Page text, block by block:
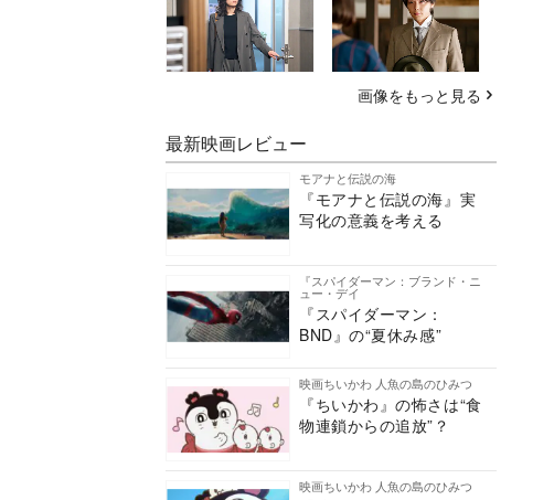
画像をもっと見る
最新映画レビュー
モアナと伝説の海
『モアナと伝説の海』実
写化の意義を考える
『スパイダーマン：ブランド・ニ
ュー・デイ
『スパイダーマン：
BND』の“夏休み感”
映画ちいかわ 人魚の島のひみつ
『ちいかわ』の怖さは“食
物連鎖からの追放”？
映画ちいかわ 人魚の島のひみつ